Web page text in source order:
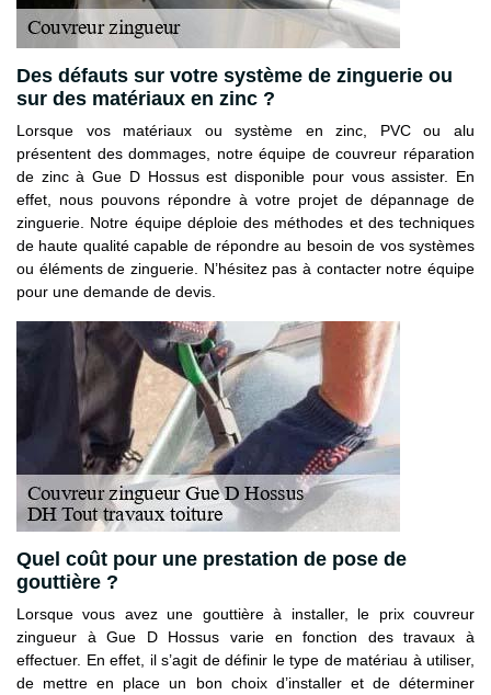
Des défauts sur votre système de zinguerie ou
sur des matériaux en zinc ?
Lorsque vos matériaux ou système en zinc, PVC ou alu
présentent des dommages, notre équipe de couvreur réparation
de zinc à Gue D Hossus est disponible pour vous assister. En
effet, nous pouvons répondre à votre projet de dépannage de
zinguerie. Notre équipe déploie des méthodes et des techniques
de haute qualité capable de répondre au besoin de vos systèmes
ou éléments de zinguerie. N’hésitez pas à contacter notre équipe
pour une demande de devis.
Quel coût pour une prestation de pose de
gouttière ?
Lorsque vous avez une gouttière à installer, le prix couvreur
zingueur à Gue D Hossus varie en fonction des travaux à
effectuer. En effet, il s’agit de définir le type de matériau à utiliser,
de mettre en place un bon choix d’installer et de déterminer